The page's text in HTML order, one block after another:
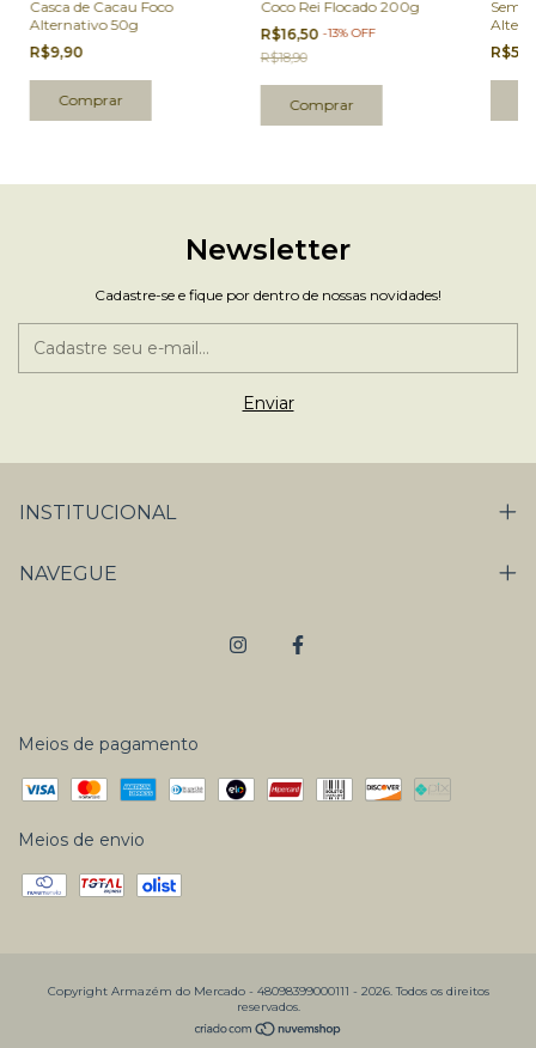
Casca de Cacau Foco
Alternativo 50g
R$9,90
Coco Rei Flocado 200g
R$16,50 -13%OFF
R$18,90
Newsletter
Cadastre-se e fique por dentro de nossas novidades!
INSTITUCIONAL
NAVEGUE
Meios de pagamento
Meios de envio
Copyright Armazém do Mercado - 48098399000111 - 2026. Todos os direitos
reservados.